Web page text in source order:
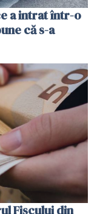
a intrat într-o
că s-a
Fiscului din